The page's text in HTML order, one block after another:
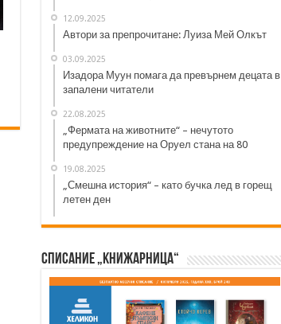
12.09.2025
Автори за препрочитане: Луиза Мей Олкът
03.09.2025
Изадора Муун помага да превърнем децата в
запалени читатели
22.08.2025
„Фермата на животните“ – нечутото
предупреждение на Оруел стана на 80
19.08.2025
„Смешна история“ – като бучка лед в горещ
летен ден
Списание „Книжарница“